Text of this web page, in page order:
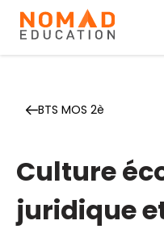
BTS MOS 2è
Culture
juridique